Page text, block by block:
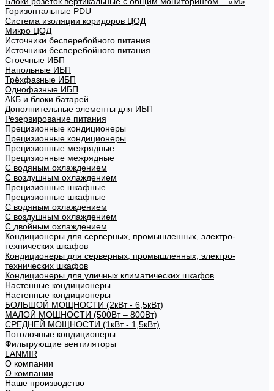
Горизонтальные PDU
Система изоляции коридоров ЦОД
Микро ЦОД
Источники бесперебойного питания
Источники бесперебойного питания
Стоечные ИБП
Напольные ИБП
Трёхфазные ИБП
Однофазные ИБП
АКБ и блоки батарей
Дополнительные элементы для ИБП
Резервирование питания
Прецизионные кондиционеры
Прецизионные кондиционеры
Прецизионные межрядные
Прецизионные межрядные
С водяным охлаждением
С воздушным охлаждением
Прецизионные шкафные
Прецизионные шкафные
С водяным охлаждением
С воздушным охлаждением
С двойным охлаждением
Кондиционеры для серверных, промышленных, электро-
технических шкафов
Кондиционеры для серверных, промышленных, электро-
технических шкафов
Кондиционеры для уличных климатических шкафов
Настенные кондиционеры
Настенные кондиционеры
БОЛЬШОЙ МОЩНОСТИ (2кВт - 6,5кВт)
МАЛОЙ МОЩНОСТИ (500Вт – 800Вт)
СРЕДНЕЙ МОЩНОСТИ (1кВт - 1,5кВт)
Потолочные кондиционеры
Фильтрующие вентиляторы
LANMIR
О компании
О компании
Наше производство